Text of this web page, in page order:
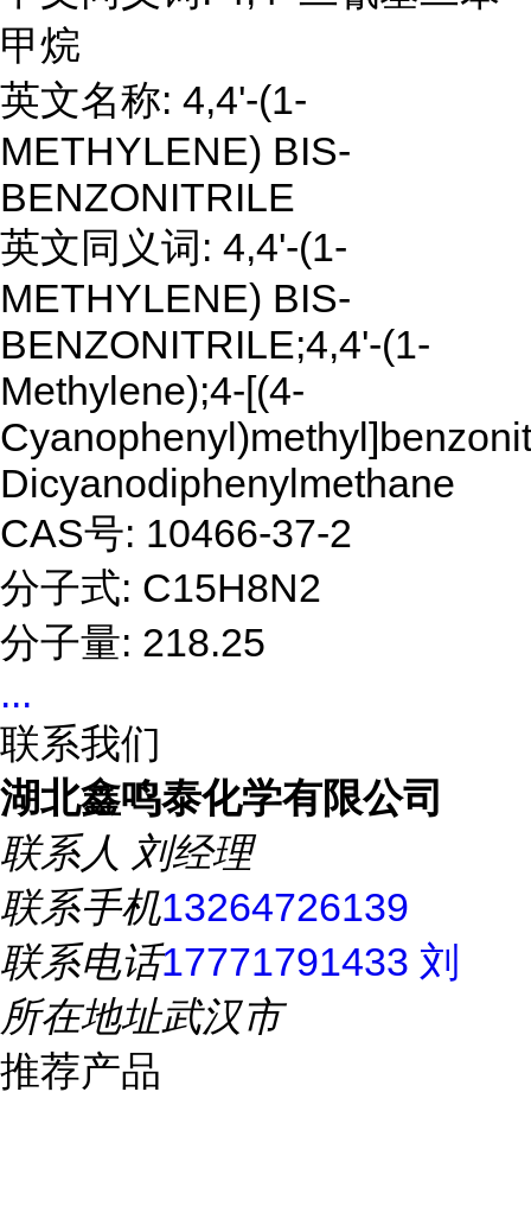
甲烷
英文名称: 4,4'-(1-
METHYLENE) BIS-
BENZONITRILE
英文同义词: 4,4'-(1-
METHYLENE) BIS-
BENZONITRILE;4,4'-(1-
Methylene);4-[(4-
Dicyanodiphenylmethane
CAS号: 10466-37-2
分子式: C15H8N2
分子量: 218.25
...
联系我们
湖北鑫鸣泰化学有限公司
联系人 刘经理
联系手机13264726139
联系电话17771791433 刘
所在地址武汉市
推荐产品